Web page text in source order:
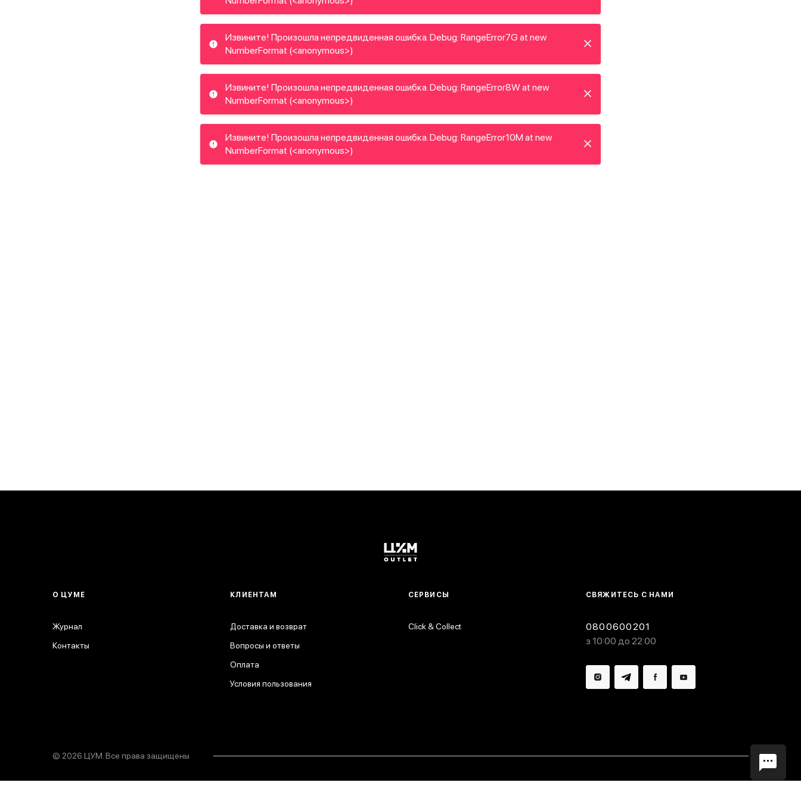
СВЯЖИТЕСЬ С НАМИ
0800600201
з 10:00 до 22:00
О ЦУМЕ
Журнал
Контакты
КЛИЕНТАМ
Доставка и возврат
Вопросы и ответы
Оплата
Условия пользования
СЕРВИСЫ
Click & Collect
© 2026 ЦУМ. Все права защищены
Извините! Произошла непредвиденная ошибка. Debug: RangeError7G at new
NumberFormat (<anonymous>)
Извините! Произошла непредвиденная ошибка. Debug: RangeError8W at new
NumberFormat (<anonymous>)
Извините! Произошла непредвиденная ошибка. Debug: RangeError10M at new
NumberFormat (<anonymous>)